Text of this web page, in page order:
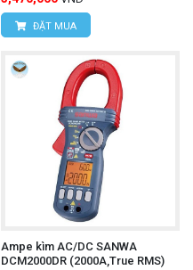
ĐẶT MUA
Ampe kìm AC/DC SANWA
DCM2000DR (2000A,True RMS)